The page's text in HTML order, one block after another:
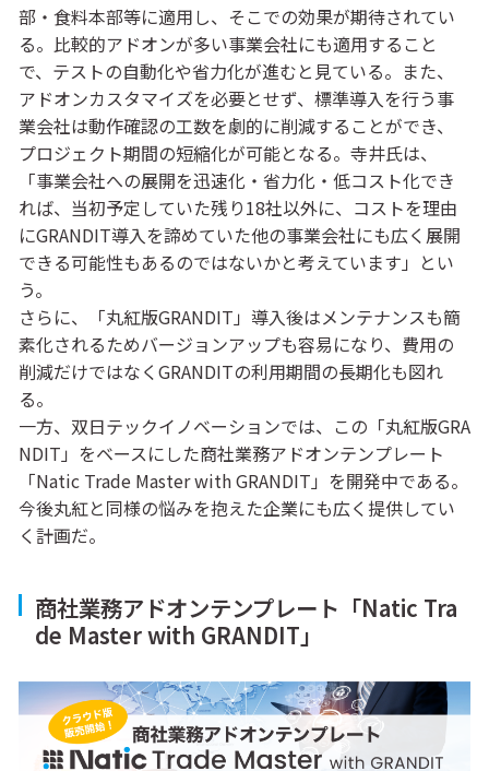
部・食料本部等に適用し、そこでの効果が期待されてい
る。比較的アドオンが多い事業会社にも適用すること
で、テストの自動化や省力化が進むと見ている。また、
アドオンカスタマイズを必要とせず、標準導入を行う事
業会社は動作確認の工数を劇的に削減することができ、
プロジェクト期間の短縮化が可能となる。寺井氏は、
「事業会社への展開を迅速化・省力化・低コスト化でき
れば、当初予定していた残り18社以外に、コストを理由
にGRANDIT導入を諦めていた他の事業会社にも広く展開
できる可能性もあるのではないかと考えています」とい
う。
さらに、「丸紅版GRANDIT」導入後はメンテナンスも簡
素化されるためバージョンアップも容易になり、費用の
削減だけではなくGRANDITの利用期間の長期化も図れ
る。
一方、双日テックイノベーションでは、この「丸紅版GRA
NDIT」をベースにした商社業務アドオンテンプレート
「Natic Trade Master with GRANDIT」を開発中である。
今後丸紅と同様の悩みを抱えた企業にも広く提供してい
く計画だ。
商社業務アドオンテンプレート「Natic Tra
de Master with GRANDIT」